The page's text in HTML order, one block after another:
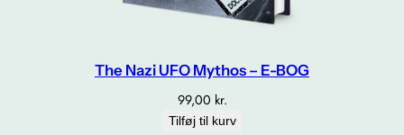
The Nazi UFO Mythos – E-BOG
99,00 kr.
Tilføj til kurv